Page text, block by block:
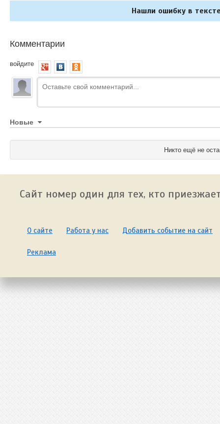
Нашли ошибку в
Комментарии
войдите
Новые
Никто ещё не
Сайт номер один для тех, кто
О сайте Работа у нас Добавить событие на сайт
Реклама